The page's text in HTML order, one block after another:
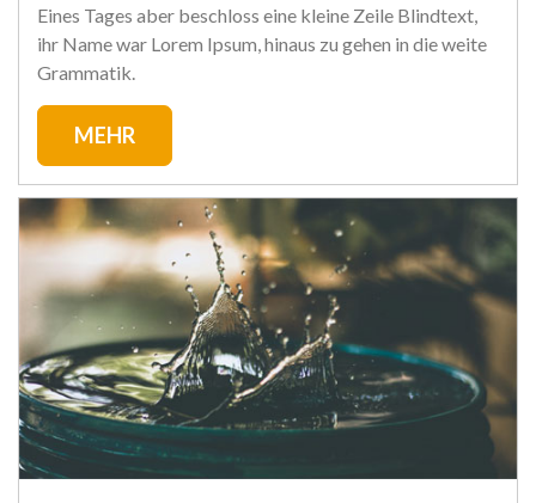
Eines Tages aber beschloss eine kleine Zeile Blindtext,
ihr Name war Lorem Ipsum, hinaus zu gehen in die weite
Grammatik.
MEHR